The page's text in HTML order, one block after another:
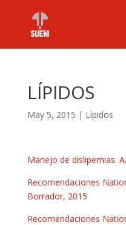
LÍPIDOS
May 5, 2015 | Lípidos
Manejo de dislipemias.
Recomendaciones
Borrador, 2015
Recomendaciones